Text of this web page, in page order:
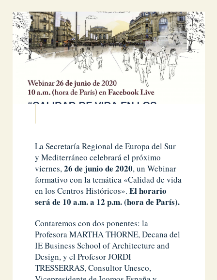
La Secretaría Regional de Europa del Sur
y Mediterráneo celebrará el próximo
viernes,26 de junio de 2020, un Webinar
formativo con la temática «Calidad de vida
en los Centros Históricos».El horario
será de 10 a.m. a 12 p.m. (hora de París).
Contaremos con dos ponentes: la
Profesora MARTHA THORNE, Decana del
IE Business School of Architecture and
Design, y el Profesor JORDI
TRESSERRAS, Consultor Unesco,